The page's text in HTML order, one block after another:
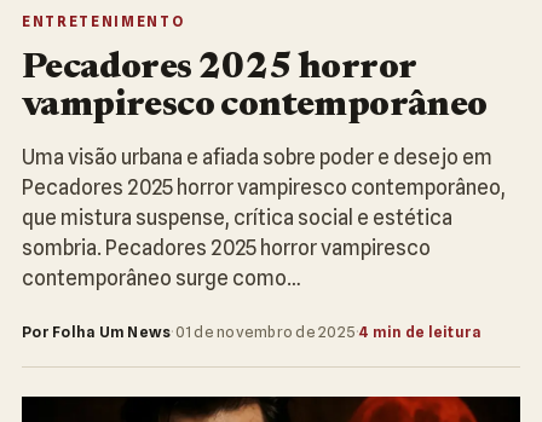
ENTRETENIMENTO
Pecadores 2025 horror
vampiresco contemporâneo
Uma visão urbana e afiada sobre poder e desejo em
Pecadores 2025 horror vampiresco contemporâneo,
que mistura suspense, crítica social e estética
sombria. Pecadores 2025 horror vampiresco
contemporâneo surge como…
Por Folha Um News·01 de novembro de 2025·4 min de leitura